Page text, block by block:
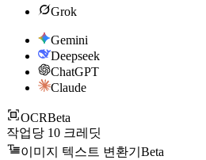
Grok
Gemini
Deepseek
ChatGPT
Claude
OCRBeta
작업당 10 크레딧
이미지 텍스트 변환기 Beta